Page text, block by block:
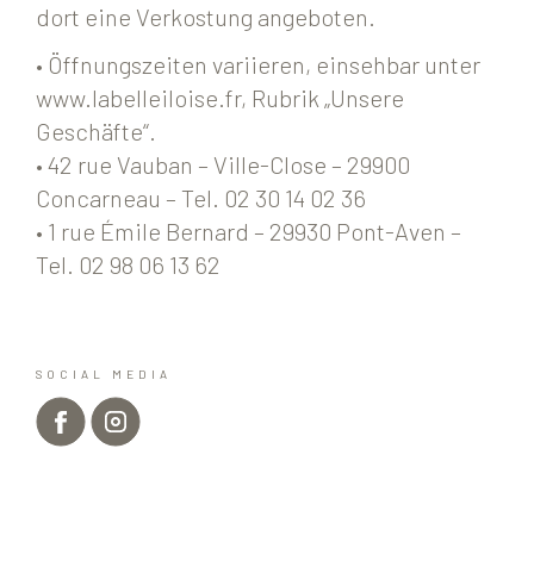
dort eine Verkostung angeboten.
• Öffnungszeiten variieren, einsehbar unter
www.labelleiloise.fr, Rubrik „Unsere
Geschäfte“.
• 42 rue Vauban – Ville-Close – 29900
Concarneau – Tel. 02 30 14 02 36
• 1 rue Émile Bernard – 29930 Pont-Aven –
Tel. 02 98 06 13 62
SOCIAL MEDIA